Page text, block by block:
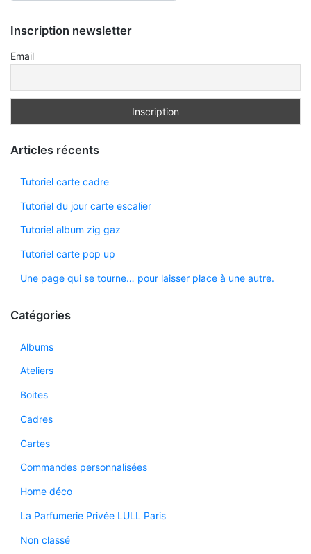
Inscription newsletter
Email
Articles récents
Tutoriel carte cadre
Tutoriel du jour carte escalier
Tutoriel album zig gaz
Tutoriel carte pop up
Une page qui se tourne… pour laisser place à une autre.
Catégories
Albums
Ateliers
Boites
Cadres
Cartes
Commandes personnalisées
Home déco
La Parfumerie Privée LULL Paris
Non classé